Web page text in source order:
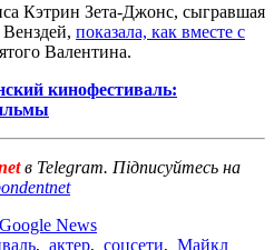
Кэтрин Зета-Джонс, сыгравшая
показала, как вместе с
Валентина.
кинофестиваль:
в Telegram. Підписуйтесь на
News
, актер, соцсети, Майкл